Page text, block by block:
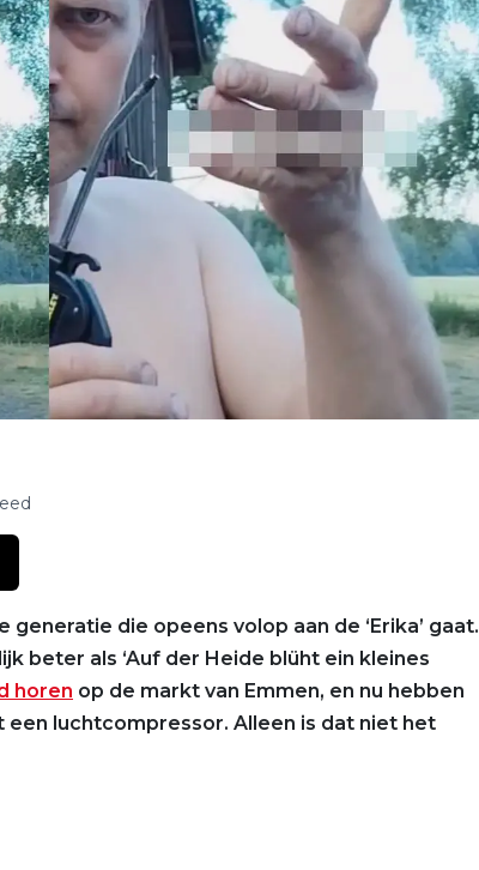
die opeens volop aan de ‘Erika’ gaat.
beter als ‘Auf der Heide blüht ein kleines
horen op de markt van Emmen, en nu hebben
luchtcompressor. Alleen is dat niet het